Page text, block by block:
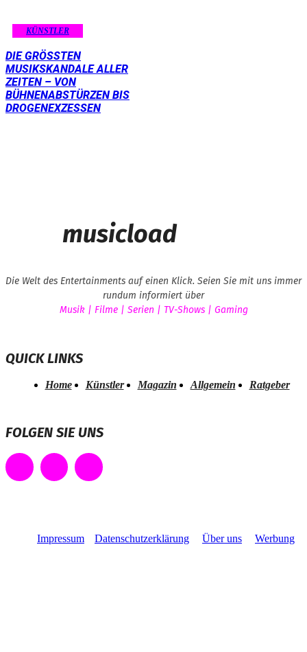
KÜNSTLER
DIE GRÖSSTEN M
USIKSKANDALE ALLER Z
EITEN – VON B
ÜHNENABSTÜRZEN BIS D
ROGENEXZESSEN
musicload
Die Welt des Entertainments auf einen Klick. Seien Sie mit uns immer
rundum informiert über
Musik | Filme | Serien | TV-Shows | Gaming
QUICK LINKS
Home Künstler Magazin Allgemein Ratgeber
FOLGEN SIE UNS
Impressum Datenschutzerklärung Über uns Werbung